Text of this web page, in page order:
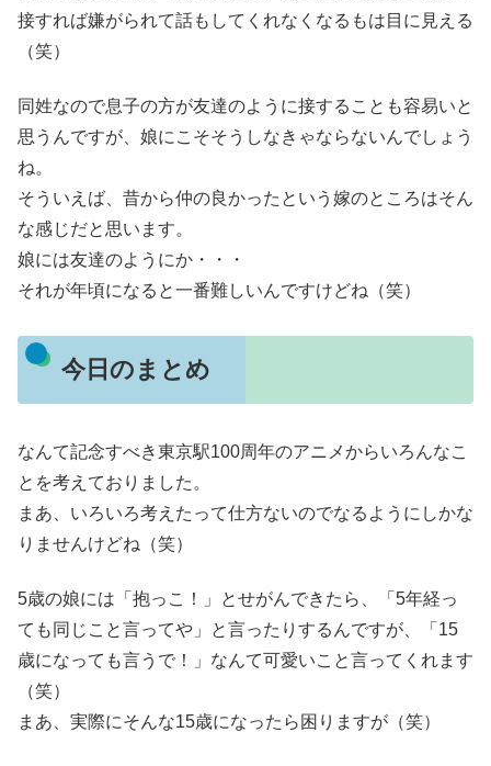
接すれば嫌がられて話もしてくれなくなるもは目に見える
（笑）
同姓なので息子の方が友達のように接することも容易いと
思うんですが、娘にこそそうしなきゃならないんでしょう
ね。
そういえば、昔から仲の良かったという嫁のところはそん
な感じだと思います。
娘には友達のようにか・・・
それが年頃になると一番難しいんですけどね（笑）
今日のまとめ
なんて記念すべき東京駅100周年のアニメからいろんなこ
とを考えておりました。
まあ、いろいろ考えたって仕方ないのでなるようにしかな
りませんけどね（笑）
5歳の娘には「抱っこ！」とせがんできたら、「5年経っ
ても同じこと言ってや」と言ったりするんですが、「15
歳になっても言うで！」なんて可愛いこと言ってくれます
（笑）
まあ、実際にそんな15歳になったら困りますが（笑）